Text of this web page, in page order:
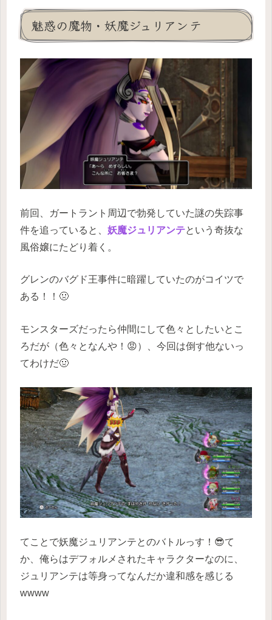
魅惑の魔物・妖魔ジュリアンテ
前回、ガートラント周辺で勃発していた謎の失踪事
件を追っていると、 妖魔ジュリアンテという奇抜な
風俗嬢にたどり着く。
グレンのバグド王事件に暗躍していたのがコイツで
ある！！🤢
モンスターズだったら仲間にして色々としたいとこ
ろだが（色々となんや！😡）、今回は倒す他ないっ
てわけだ🤢
てことで妖魔ジュリアンテとのバトルっす！😎て
か、俺らはデフォルメされたキャラクターなのに、
ジュリアンテは等身ってなんだか違和感を感じる
wwww